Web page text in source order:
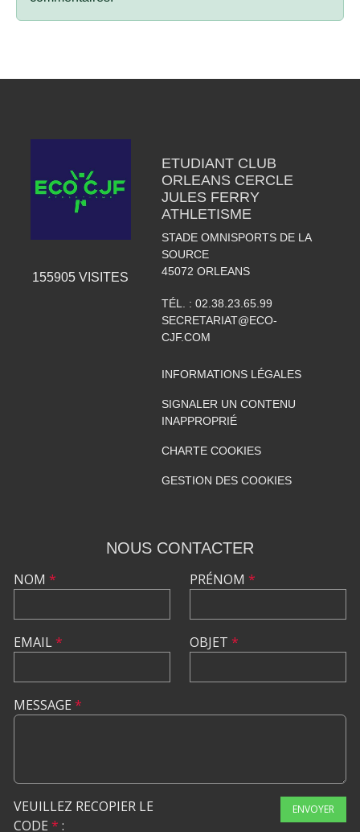
155905 VISITES
ETUDIANT CLUB
ORLEANS CERCLE
JULES FERRY
ATHLETISME
STADE OMNISPORTS DE LA
SOURCE
45072 ORLEANS
TÉL. : 02.38.23.65.99
SECRETARIAT@ECO-
CJF.COM
INFORMATIONS LÉGALES
SIGNALER UN CONTENU
INAPPROPRIÉ
CHARTE COOKIES
GESTION DES COOKIES
NOUS CONTACTER
NOM *
EMAIL*
PRÉNOM *
OBJET *
MESSAGE *
VEUILLEZ RECOPIER LE
CODE * :
ENVOYER